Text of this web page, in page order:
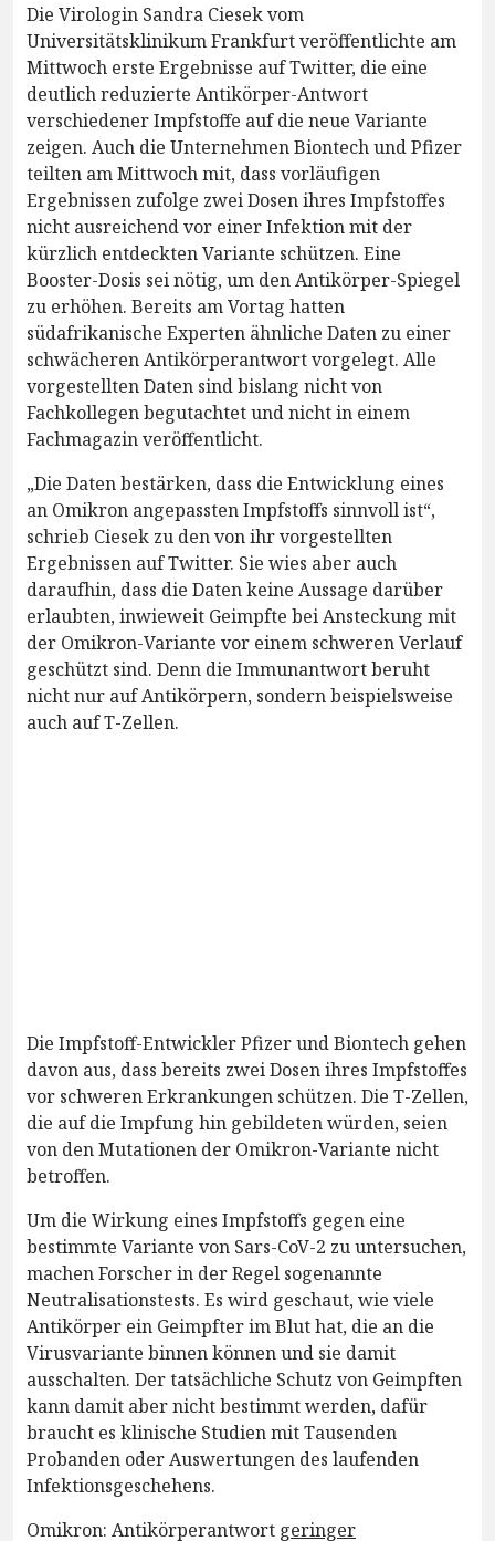
Die Virologin Sandra Ciesek vom
Universitätsklinikum Frankfurt veröffentlichte am
Mittwoch erste Ergebnisse auf Twitter, die eine
deutlich reduzierte Antikörper-Antwort
verschiedener Impfstoffe auf die neue Variante
zeigen. Auch die Unternehmen Biontech und Pfizer
teilten am Mittwoch mit, dass vorläufigen
Ergebnissen zufolge zwei Dosen ihres Impfstoffes
nicht ausreichend vor einer Infektion mit der
kürzlich entdeckten Variante schützen. Eine
Booster-Dosis sei nötig, um den Antikörper-Spiegel
zu erhöhen. Bereits am Vortag hatten
südafrikanische Experten ähnliche Daten zu einer
schwächeren Antikörperantwort vorgelegt. Alle
vorgestellten Daten sind bislang nicht von
Fachkollegen begutachtet und nicht in einem
Fachmagazin veröffentlicht.
„Die Daten bestärken, dass die Entwicklung eines
an Omikron angepassten Impfstoffs sinnvoll ist“,
schrieb Ciesek zu den von ihr vorgestellten
Ergebnissen auf Twitter. Sie wies aber auch
daraufhin, dass die Daten keine Aussage darüber
erlaubten, inwieweit Geimpfte bei Ansteckung mit
der Omikron-Variante vor einem schweren Verlauf
geschützt sind. Denn die Immunantwort beruht
nicht nur auf Antikörpern, sondern beispielsweise
auch auf T-Zellen.
Die Impfstoff-Entwickler Pfizer und Biontech gehen
davon aus, dass bereits zwei Dosen ihres Impfstoffes
vor schweren Erkrankungen schützen. Die T-Zellen,
die auf die Impfung hin gebildeten würden, seien
von den Mutationen der Omikron-Variante nicht
betroffen.
Um die Wirkung eines Impfstoffs gegen eine
bestimmte Variante von Sars-CoV-2 zu untersuchen,
machen Forscher in der Regel sogenannte
Neutralisationstests. Es wird geschaut, wie viele
Antikörper ein Geimpfter im Blut hat, die an die
Virusvariante binnen können und sie damit
ausschalten. Der tatsächliche Schutz von Geimpften
kann damit aber nicht bestimmt werden, dafür
braucht es klinische Studien mit Tausenden
Probanden oder Auswertungen des laufenden
Infektionsgeschehens.
Omikron: Antikörperantwort geringer